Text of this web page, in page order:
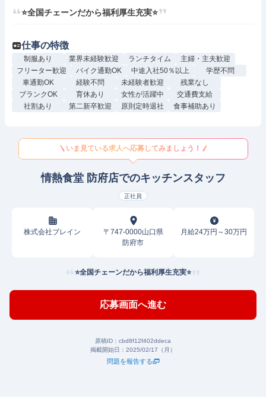
⭐全国チェーンだから福利厚生充実⭐
仕事の特徴
制服あり 業界未経験歓迎 ランチタイム
主婦・主夫歓迎
フリーター歓迎
バイク通勤OK 中途入社50％以上
学歴不問
車通勤OK
経験不問 未経験者歓迎
残業なし
ブランクOK
育休あり 女性が活躍中
交通費支給
社割あり
第二新卒歓迎 原則定時退社 食事補助あり
いま見ている求人へ応募してみましょう！
情熱食堂 防府店でのキッチンスタッフ
正社員
株式会社ブレイン
〒747-0000山口県
防府市
月給24万円～30万円
⭐全国チェーンだから福利厚生充実⭐
応募画面へ進む
原稿ID： cbd8f12f402ddeca
掲載開始日： 2025/02/17（月）
問題を報告する